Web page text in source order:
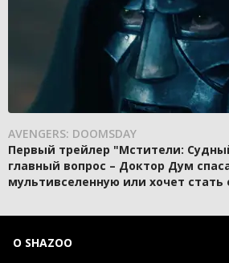
AVENGERS: DOOMSDAY
Первый трейлер "Мстители:
главный вопрос – Доктор Дум
мультивселенную или хочет стать
О SHAZOO